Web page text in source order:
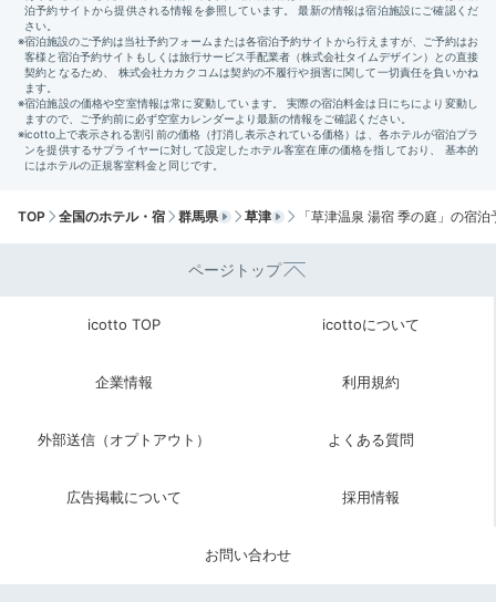
貸切露天風呂「岩室」 貸
温泉宿では朝風呂もエンジョイ！貸切露天風呂は予約不
盛り上げるシチュエーションを朝から味わって♩
_mk0901_
私たちは朝食前にお部屋の露天風呂に入ってリフレッシュし、特別
TOP 全国のホテル・宿 群馬県 草津 「草津温泉 湯宿 季の庭」の宿泊
ページトップ
icotto TOP icottoについて
企業情報 利用規約
外部送信（オプトアウト） よくある質問
広告掲載について 採用情報
お問い合わせ